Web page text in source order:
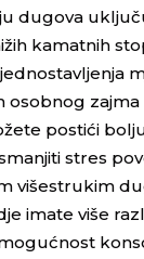
dugova
kamatnih
osobnog
postići
stres
višestrukim
imate više